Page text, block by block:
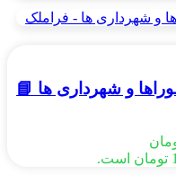
و شهرداری ها 📘
200,000 تومان